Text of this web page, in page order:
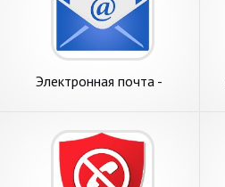
Электронная почта -